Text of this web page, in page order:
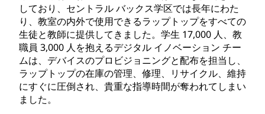
しており、セントラル バックス学区では長年にわた
り、教室の内外で使用できるラップトップをすべての
生徒と教師に提供してきました。学生 17,000 人、教
職員 3,000 人を抱えるデジタル イノベーション チー
ムは、デバイスのプロビジョニングと配布を担当し、
ラップトップの在庫の管理、修理、リサイクル、維持
にすぐに圧倒され、貴重な指導時間が奪われてしまい
ました。